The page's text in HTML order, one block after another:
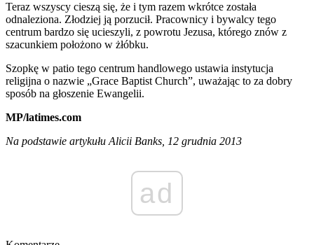
Teraz wszyscy cieszą się, że i tym razem wkrótce została
odnaleziona. Złodziej ją porzucił. Pracownicy i bywalcy tego
centrum bardzo się ucieszyli, z powrotu Jezusa, którego znów z
szacunkiem położono w żłóbku.
Szopkę w patio tego centrum handlowego ustawia instytucja
religijna o nazwie „Grace Baptist Church”, uważając to za dobry
sposób na głoszenie Ewangelii.
MP/latimes.com
Na podstawie artykułu Alicii Banks, 12 grudnia 2013
ad